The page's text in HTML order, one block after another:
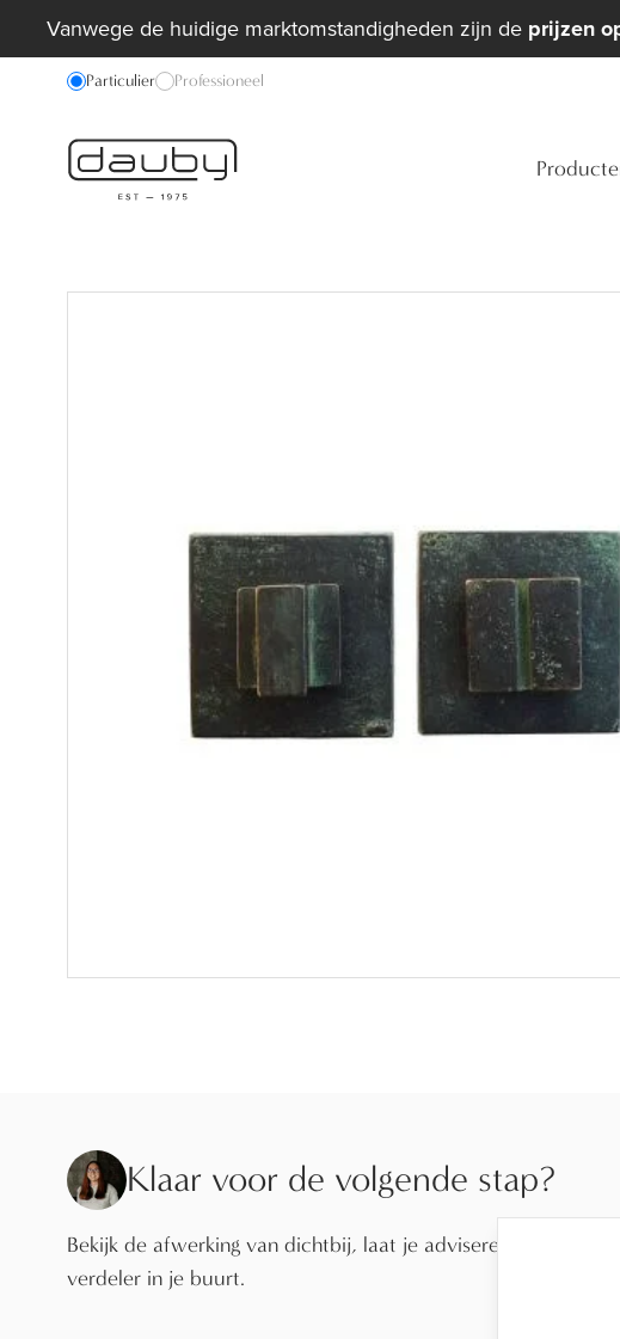
Vanwege de huidige marktomstandigheden zijn de prijzen
Particulier Professioneel
Klaar voor de volgende stap?
Bekijk de afwerking van dichtbij, laat je adviseren of vind een
verdeler in je buurt.